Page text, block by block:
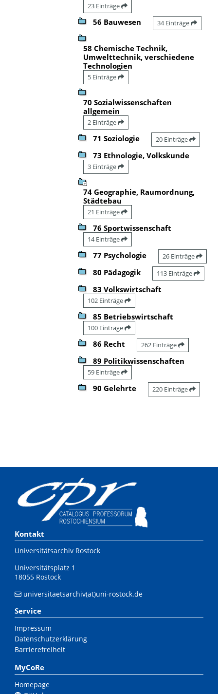
23 Einträge
56 Bauwesen 34 Einträge
58 Chemische Technik,
Umwelttechnik, verschiedene
Technologien
5 Einträge
70 Sozialwissenschaften
allgemein
2 Einträge
71 Soziologie 20 Einträge
73 Ethnologie, Volkskunde
3 Einträge
74 Geographie, Raumordnung,
Städtebau
21 Einträge
76 Sportwissenschaft
14 Einträge
77 Psychologie 26 Einträge
80 Pädagogik 113 Einträge
83 Volkswirtschaft
102 Einträge
85 Betriebswirtschaft
100 Einträge
86 Recht 262 Einträge
89 Politikwissenschaften
59 Einträge
90 Gelehrte 220 Einträge
Kontakt
Universitätsarchiv Rostock
Universitätsplatz 1
18055 Rostock
universitaetsarchiv(at)uni-rostock.de
Service
Impressum
Datenschutzerklärung
Barrierefreiheit
MyCoRe
Homepage